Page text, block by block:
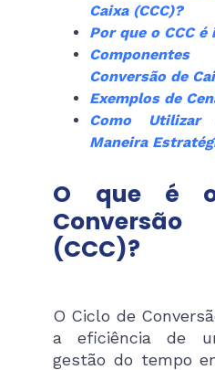
Caixa (CCC)?
Por que o CCC
Conversão de
Exemplos de
Como
Maneira
O que é
(CCC)?
O Ciclo de
a eficiência de
gestão do tempo